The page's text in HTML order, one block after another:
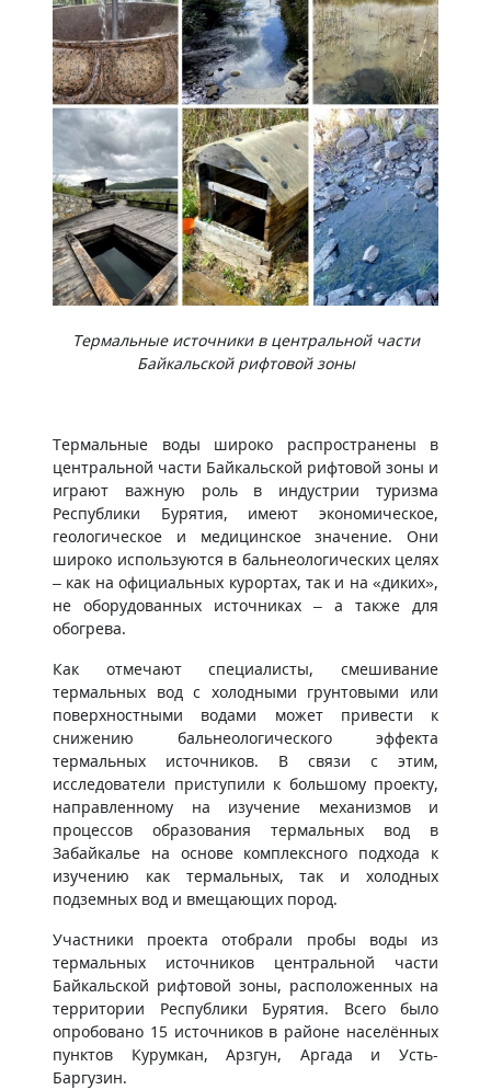
Термальные источники в центральной части
Байкальской рифтовой зоны
Термальные воды широко распространены в
центральной части Байкальской рифтовой зоны и
играют важную роль в индустрии туризма
Республики Бурятия, имеют экономическое,
геологическое и медицинское значение. Они
широко используются в бальнеологических целях
– как на официальных курортах, так и на «диких»,
не оборудованных источниках – а также для
обогрева.
Как отмечают специалисты, смешивание
термальных вод с холодными грунтовыми или
поверхностными водами может привести к
снижению бальнеологического эффекта
термальных источников. В связи с этим,
исследователи приступили к большому проекту,
направленному на изучение механизмов и
процессов образования термальных вод в
Забайкалье на основе комплексного подхода к
изучению как термальных, так и холодных
подземных вод и вмещающих пород.
Участники проекта отобрали пробы воды из
термальных источников центральной части
Байкальской рифтовой зоны, расположенных на
территории Республики Бурятия. Всего было
опробовано 15 источников в районе населённых
пунктов Курумкан, Арзгун, Аргада и Усть-
Баргузин.